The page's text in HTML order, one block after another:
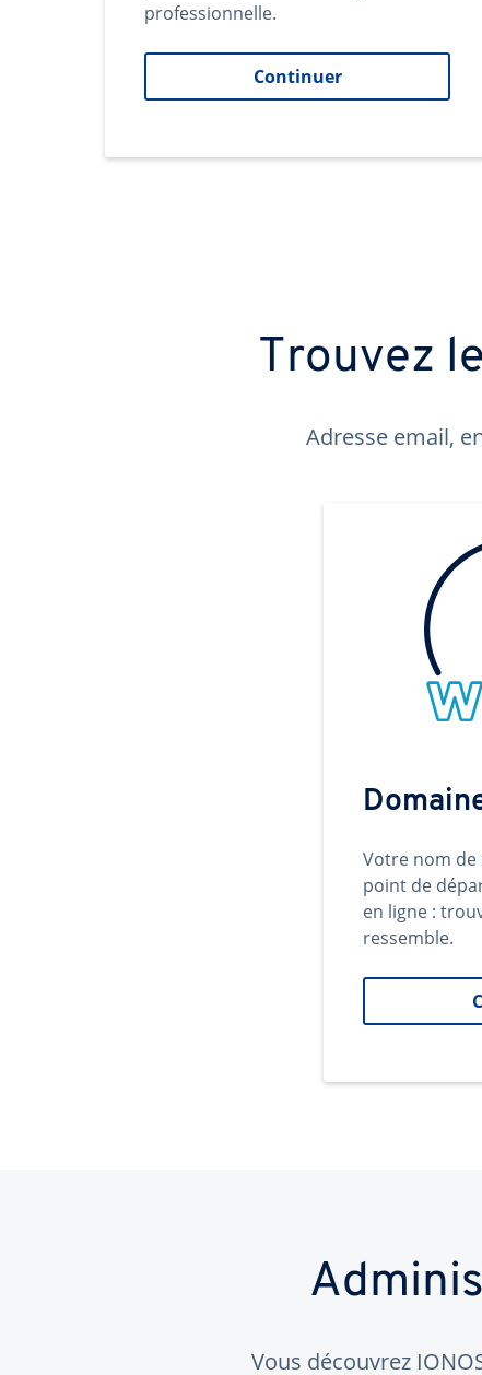
professionnelle.
Continuer
Trouvez
Adresse email,
Votre nom
point de
en ligne :
ressemble.
Vous découvrez